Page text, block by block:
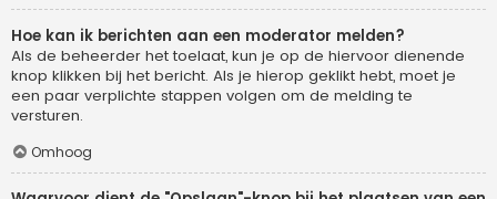
Hoe kan ik berichten aan een moderator melden?
Als de beheerder het toelaat, kun je op de hiervoor dienende
knop klikken bij het bericht. Als je hierop geklikt hebt, moet je
een paar verplichte stappen volgen om de melding te
versturen.
Omhoog